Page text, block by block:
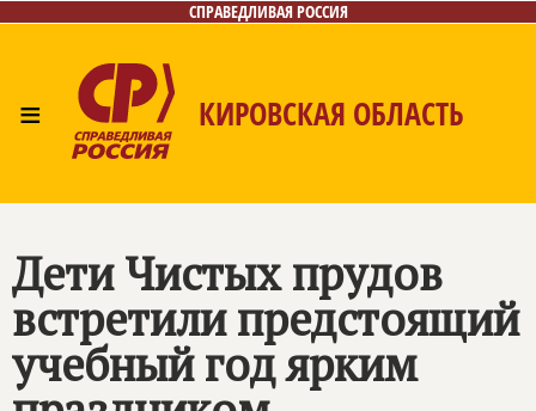
СПРАВЕДЛИВАЯ РОССИЯ
≡ КИРОВСКАЯ ОБЛАСТЬ
Дети Чистых прудов
встретили предстоящий
учебный год ярким